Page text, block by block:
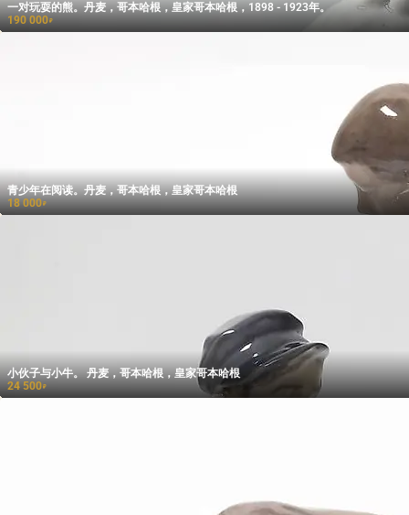
一对玩耍的熊。丹麦，哥本哈根，皇家哥本哈根，1898 - 1923年。
190 000₽
青少年在阅读。丹麦，哥本哈根，皇家哥本哈根
18 000₽
小伙子与小牛。 丹麦，哥本哈根，皇家哥本哈根
24 500₽